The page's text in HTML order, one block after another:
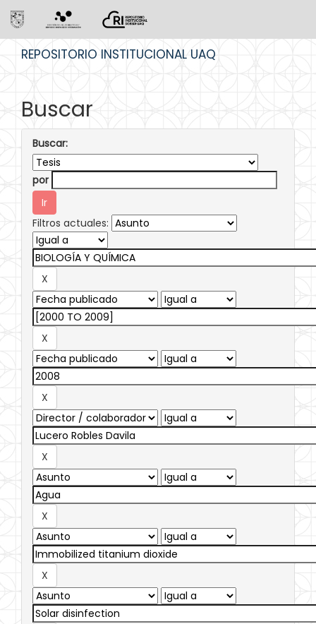
REPOSITORIO INSTITUCIONAL UAQ
Buscar
Buscar:
por
Filtros actuales: